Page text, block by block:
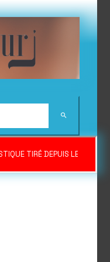
TIRÉ DEPUIS LE YÉMEN